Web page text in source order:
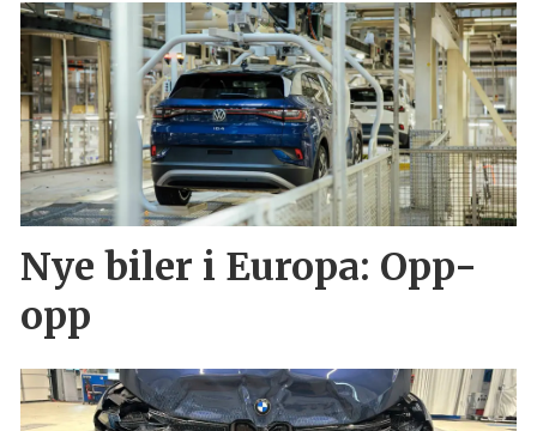
Nye biler i Europa: Opp-
opp